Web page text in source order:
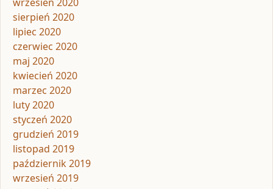
sierpień 2020
lipiec 2020
czerwiec 2020
maj 2020
kwiecień 2020
marzec 2020
luty 2020
styczeń 2020
grudzień 2019
listopad 2019
październik 2019
wrzesień 2019